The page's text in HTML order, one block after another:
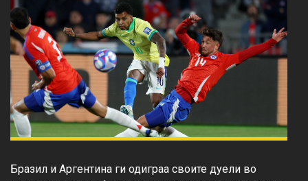
Бразил и Аргентина ги одиграа своите дуели во